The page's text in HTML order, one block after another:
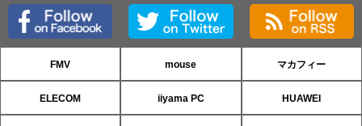
FMV mouse マカフィー
ELECOM iiyama PC HUAWEI